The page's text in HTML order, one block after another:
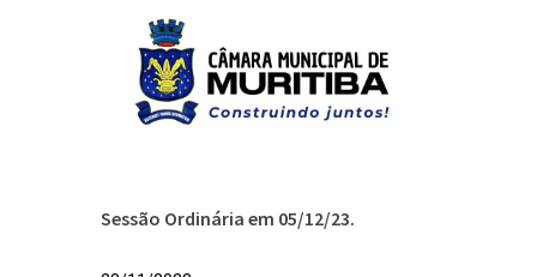
Sessão Ordinária em 05/12/23.